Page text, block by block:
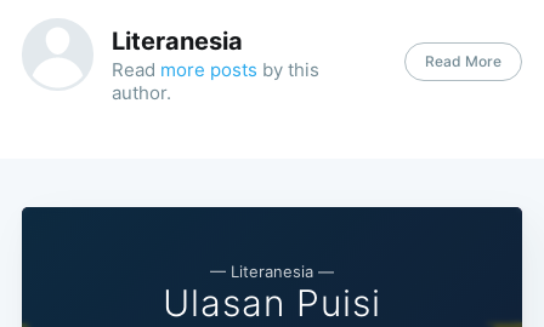
Literanesia
Read more posts by this
author.
Read More
— Literanesia —
Ulasan Puisi